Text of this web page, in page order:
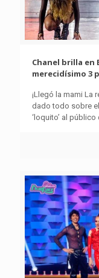
Chanel brilla en
merecidísimo 3
¡Llegó la mami La
dado todo sobre
‘loquito’ al